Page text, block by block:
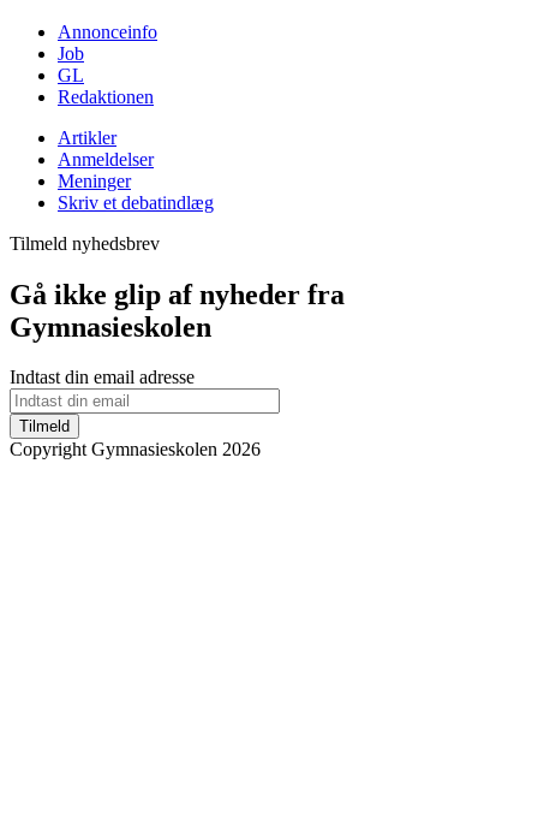
Annonceinfo
Job
GL
Redaktionen
Artikler
Anmeldelser
Meninger
Skriv et debatindlæg
Tilmeld nyhedsbrev
Gå ikke glip af nyheder fra
Gymnasieskolen
Indtast din email adresse
Tilmeld
Copyright Gymnasieskolen 2026